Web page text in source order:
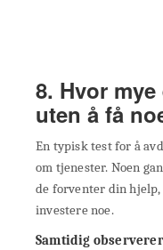
8. Hvor
uten å få
En typisk test for å
om tjenester. Noen
de forventer din
investere noe.
Samtidig